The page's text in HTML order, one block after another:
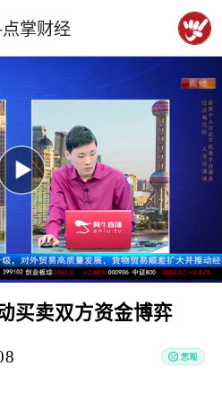
掌财经
买卖双方资金博弈